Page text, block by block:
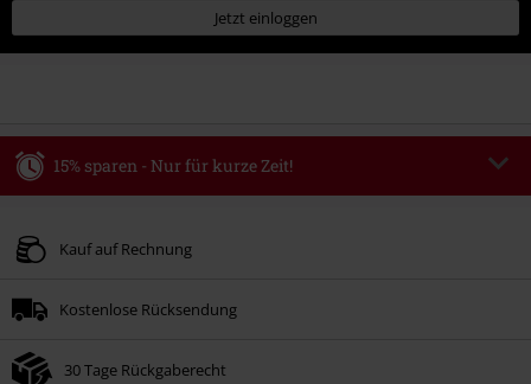
Jetzt einloggen
15% sparen - Nur für kurze Zeit!
Gültig bis zum 09.08.2026
Nach Codeeingabe wird dir der Rabatt automatisch am Ende der Bestellung
Nicht mit anderen Aktionscodes kombinierbar. Von der Reduzierung
Kauf auf Rechnung
Kostenlose Rücksendung
30 Tage Rückgaberecht